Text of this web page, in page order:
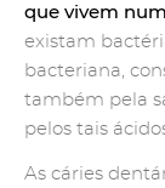
que vivem
existam
bacteriana,
também pela
pelos tais
As cáries